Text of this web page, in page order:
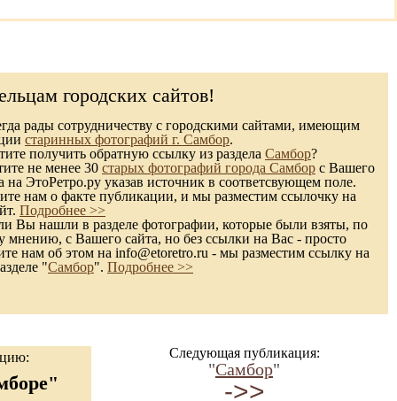
городских сайтов!
рады сотрудничеству с городскими сайтами, имеющим
старинных фотографий г. Самбор.
получить обратную ссылку из раздела Самбор?
не менее 30 старых фотографий города Самбор с Вашего
на ЭтоРетро.ру указав источник в соответсвующем поле.
нам о факте публикации, и мы разместим ссылочку на
Подробнее >>
Вы нашли в разделе фотографии, которые были взяты, по
мнению, с Вашего сайта, но без ссылки на Вас - просто
нам об этом на info@etoretro.ru - мы разместим ссылку на
"Самбор". Подробнее >>
Следующая публикация:
"Самбор"
->>